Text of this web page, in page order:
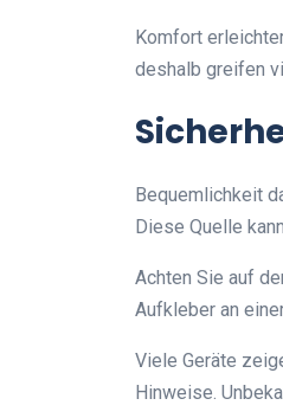
Komfort
deshalb greifen
Bequemlichkeit
Diese Quelle
Achten Sie auf
Aufkleber an
Viele Geräte
Hinweise.